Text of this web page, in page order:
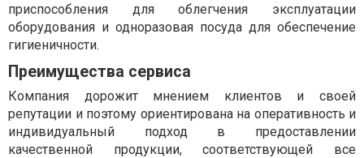
приспособления для облегчения эксплуатации
оборудования и одноразовая посуда для обеспечение
гигиеничности.
Преимущества сервиса
Компания дорожит мнением клиентов и своей
репутации и поэтому ориентирована на оперативность и
индивидуальный подход в предоставлении
качественной продукции, соответствующей все